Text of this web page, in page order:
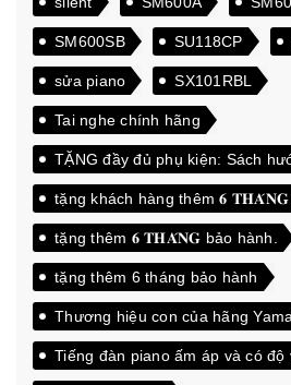
SM600SB SU118CP
sửa piano SX101RBL
Tai nghe chính hãng
TẶNG đầy đủ phụ kiện: Sách
tặng khách hàng thêm 𝟔 𝐓𝐇𝐀́𝐍𝐆
tặng thêm 𝟔 𝐓𝐇𝐀́𝐍𝐆 bảo hành.
tặng thêm 6 tháng bảo hành
Thương hiệu con của hãng
Tiếng đàn piano ấm áp và có độ